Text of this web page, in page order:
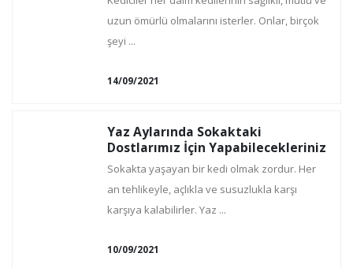
uzun ömürlü olmalarını isterler. Onlar, birçok
şeyi ...
14/09/2021
Yaz Aylarında Sokaktaki
Dostlarımız İçin Yapabilecekleriniz
Sokakta yaşayan bir kedi olmak zordur. Her
an tehlikeyle, açlıkla ve susuzlukla karşı
karşıya kalabilirler. Yaz ...
10/09/2021